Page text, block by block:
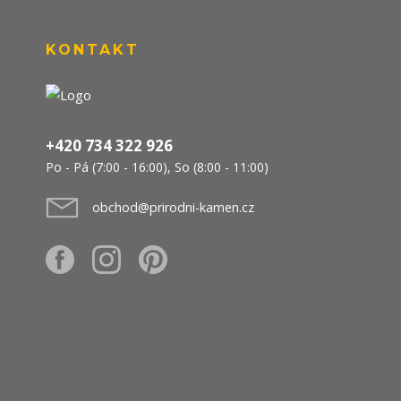
KONTAKT
+420 734 322 926
Po - Pá (7:00 - 16:00), So (8:00 - 11:00)
obchod@prirodni-kamen.cz